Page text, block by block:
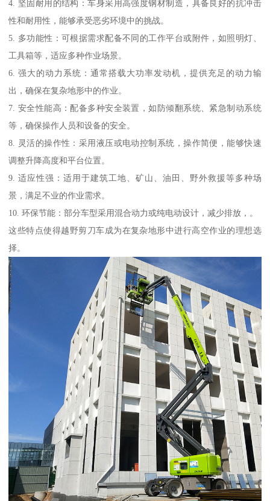
4. 坚固耐用的结构：车身采用高强度钢材制造，具备良好的抗冲击
性和耐用性，能够承受恶劣环境中的挑战。
5. 多功能性：可根据需求配备不同的工作平台或附件，如照明灯、
工具箱等，适应多种作业场景。
6. 强大的动力系统：通常搭载大功率发动机，提供充足的动力输
出，确保在复杂地形中的作业。
7. 安全性能高：配备多种安全装置，如防倾翻系统、紧急制动系统
等，确保操作人员和设备的安全。
8. 灵活的操作性：采用液压或电动控制系统，操作简便，能够快速
调整升降高度和平台位置。
9. 适应性强：适用于建筑工地、矿山、油田、野外救援等多种场
景，满足不业的作业需求。
10. 环保节能：部分车型采用混合动力或纯电动设计，减少排放，。
这些特点使得越野剪刀车成为在复杂地形中进行高空作业的理想选
择。